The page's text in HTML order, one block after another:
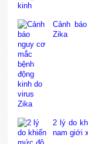
Cảnh
Zika
2 lý do
nam giới